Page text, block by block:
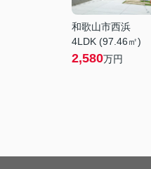
和歌山市西浜
4LDK (97.46㎡)
2,580万円